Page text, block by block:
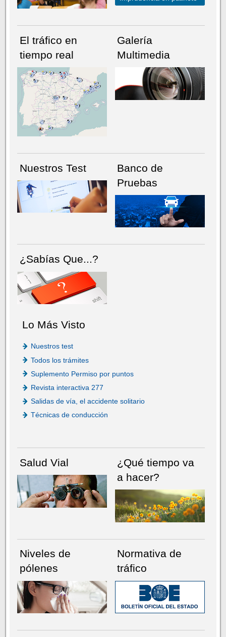
NÚMERO ACTUALHEMEROTECA
El tráfico en
tiempo real
Galería
Multimedia
Nuestros Test
Banco de
Pruebas
¿Sabías Que...?
Lo Más Visto
Nuestros test
Todos los trámites
Suplemento Permiso por puntos
Revista interactiva 277
Salidas de vía, el accidente solitario
Técnicas de conducción
Salud Vial
¿Qué tiempo va
a hacer?
Niveles de
pólenes
Normativa de
tráfico